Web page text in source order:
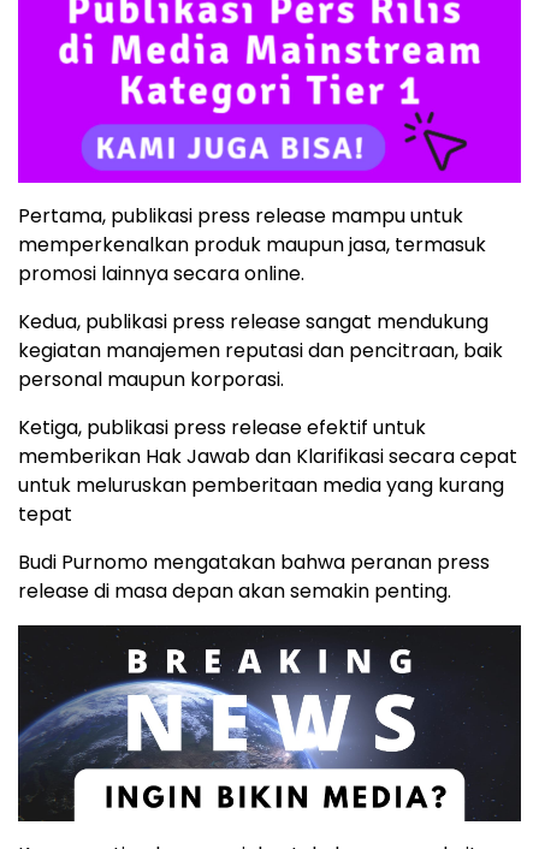
Pertama, publikasi press release mampu untuk
memperkenalkan produk maupun jasa, termasuk
promosi lainnya secara online.
Kedua, publikasi press release sangat mendukung
kegiatan manajemen reputasi dan pencitraan, baik
personal maupun korporasi.
Ketiga, publikasi press release efektif untuk
memberikan Hak Jawab dan Klarifikasi secara cepat
untuk meluruskan pemberitaan media yang kurang
tepat
Budi Purnomo mengatakan bahwa peranan press
release di masa depan akan semakin penting.